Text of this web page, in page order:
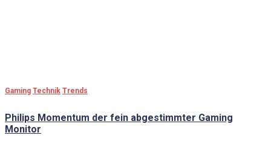
Gaming Technik Trends
Philips Momentum der fein abgestimmter Gaming
Monitor